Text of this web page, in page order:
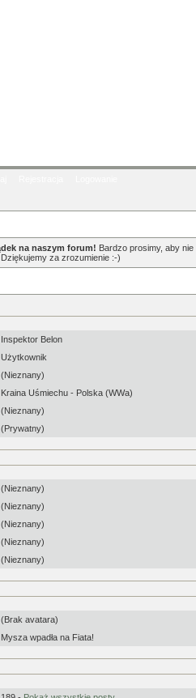
na naszym forum! Bardzo prosimy, aby nie
za zrozumienie :-)
Inspektor Belon
Użytkownik
(Nieznany)
Kraina Uśmiechu - Polska (WWa)
(Nieznany)
(Prywatny)
(Nieznany)
(Nieznany)
(Nieznany)
(Nieznany)
(Nieznany)
(Brak avatara)
Mysza wpadła na Fiata!